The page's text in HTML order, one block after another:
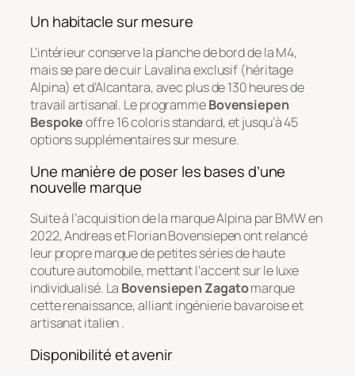
Un habitacle sur mesure
L’intérieur conserve la planche de bord de la M4,
mais se pare de cuir Lavalina exclusif (héritage
Alpina) et d’Alcantara, avec plus de 130 heures de
travail artisanal. Le programmeBovensiepen
Bespokeoffre 16 coloris standard, et jusqu’à 45
options supplémentaires sur mesure.
Une manière de poser les bases d’une
nouvelle marque
Suite à l’acquisition de la marque Alpina par BMW en
2022, Andreas et Florian Bovensiepen ont relancé
leur propre marque de petites séries de haute
couture automobile, mettant l’accent sur le luxe
individualisé. La Bovensiepen Zagatomarque
cette renaissance, alliant ingénierie bavaroise et
artisanat italien .
Disponibilité et avenir